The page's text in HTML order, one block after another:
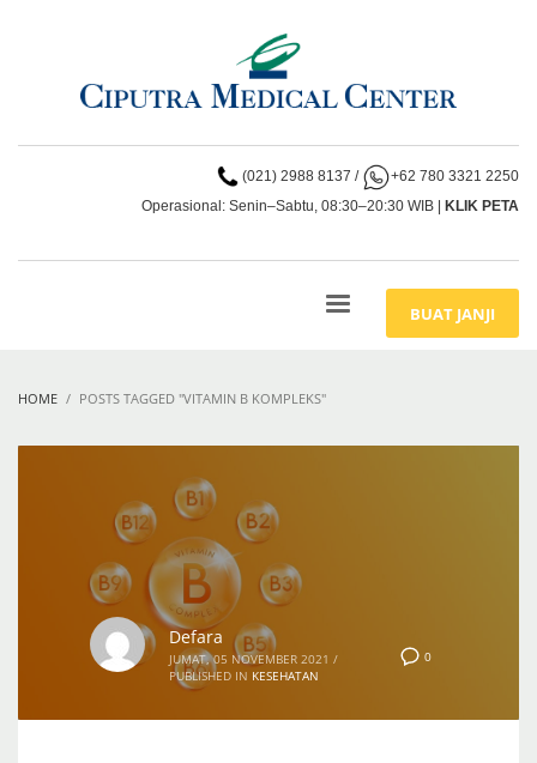
(021) 2988 8137 /
+62 780 3321 2250
Operasional: Senin–Sabtu, 08:30–20:30 WIB | KLIK PETA
BUAT JANJI
HOME POSTS TAGGED "VITAMIN B KOMPLEKS"
0
Defara
JUMAT, 05 NOVEMBER 2021 /
PUBLISHED IN KESEHATAN